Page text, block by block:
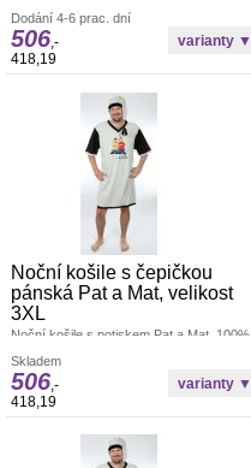
vybrat obrázek Pat a Mat který chcete
natisknout. Obrázky k tisku najdete níže
pod výrobkem.
Dodání 4-6 prac. dní
506 ,-
418,19
Noční košile s čepičkou
pánská Pat a Mat, velikost
3XL
Noční košile s potiskem Pat a Mat. 100%
vybrat obrázek Pat a Mat který chcete
natisknout. Obrázky k tisku najdete níže
pod výrobkem.
Skladem
506 ,-
418,19